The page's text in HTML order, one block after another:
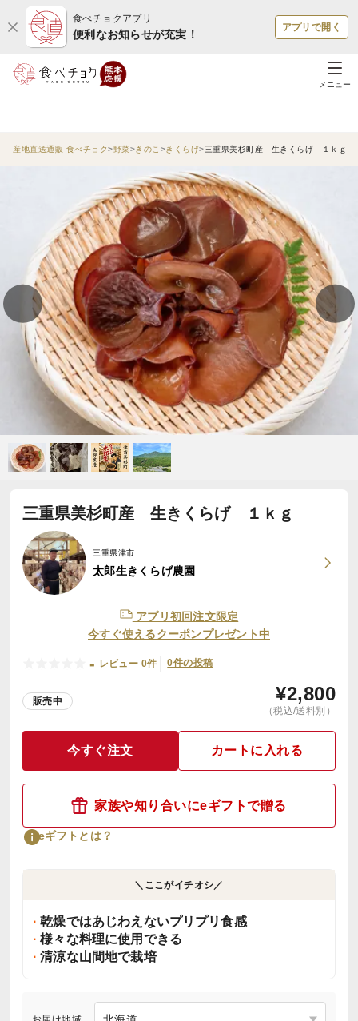
食べチョクアプリ
便利なお知らせが充実！
アプリで開く
メニュー
産地直送通販 食べチョク 野菜 きのこ きくらげ 三重県美杉町産 生きくらげ １ｋｇ
三重県美杉町産 生きくらげ １ｋｇ
三重県津市
太郎生きくらげ農園
アプリ初回注文限定
今すぐ使えるクーポンプレゼント中
- レビュー 0件 0件の投稿
販売中 ¥2,800
（税込/送料別）
今すぐ注文 カートに入れる
家族や知り合いにeギフトで贈る
eギフトとは？
＼ここがイチオシ／
乾燥ではあじわえないプリプリ食感
様々な料理に使用できる
清涼な山間地で栽培